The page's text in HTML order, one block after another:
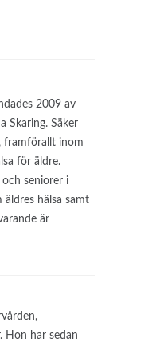
2009 av
Skaring. Säker
framförallt inom
för äldre.
och seniorer i
äldres hälsa samt
är
Hon har sedan